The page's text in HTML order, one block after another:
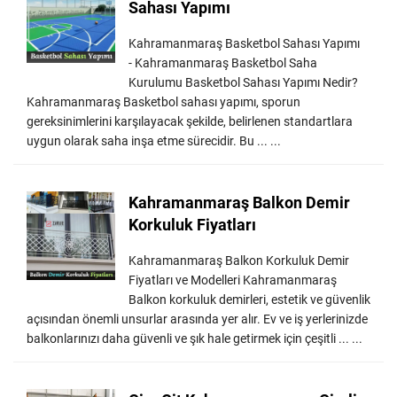
Sahası Yapımı
Kahramanmaraş Basketbol Sahası Yapımı
- Kahramanmaraş Basketbol Saha
Kurulumu Basketbol Sahası Yapımı Nedir?
Kahramanmaraş Basketbol sahası yapımı, sporun
gereksinimlerini karşılayacak şekilde, belirlenen standartlara
uygun olarak saha inşa etme sürecidir. Bu ... ...
Kahramanmaraş Balkon Demir
Korkuluk Fiyatları
Kahramanmaraş Balkon Korkuluk Demir
Fiyatları ve Modelleri Kahramanmaraş
Balkon korkuluk demirleri, estetik ve güvenlik
açısından önemli unsurlar arasında yer alır. Ev ve iş yerlerinizde
balkonlarınızı daha güvenli ve şık hale getirmek için çeşitli ... ...